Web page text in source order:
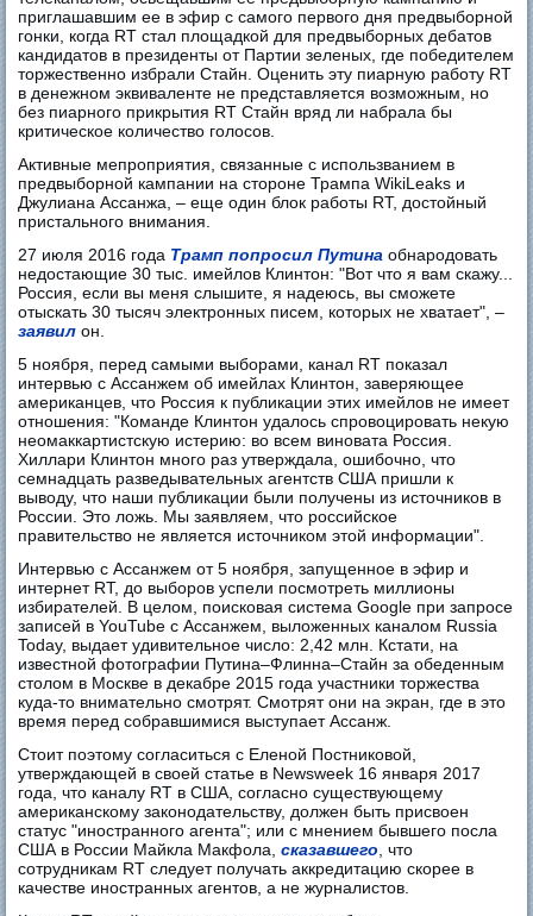
приглашавшим ее в эфир с самого первого дня предвыборной
гонки, когда RT стал площадкой для предвыборных дебатов
кандидатов в президенты от Партии зеленых, где победителем
торжественно избрали Стайн. Оценить эту пиарную работу RT
в денежном эквиваленте не представляется возможным, но
без пиарного прикрытия RT Стайн вряд ли набрала бы
критическое количество голосов.
Активные мепроприятия, связанные с использванием в
предвыборной кампании на стороне Трампа WikiLeaks и
Джулиана Ассанжа, – еще один блок работы RT, достойный
пристального внимания.
27 июля 2016 года Трамп попросил Путина обнародовать
недостающие 30 тыс. имейлов Клинтон: "Вот что я вам скажу...
Россия, если вы меня слышите, я надеюсь, вы сможете
отыскать 30 тысяч электронных писем, которых не хватает", –
заявил он.
5 ноября, перед самыми выборами, канал RT показал
интервью с Ассанжем об имейлах Клинтон, заверяющее
американцев, что Россия к публикации этих имейлов не имеет
отношения: "Команде Клинтон удалось спровоцировать некую
неомаккартистскую истерию: во всем виновата Россия.
Хиллари Клинтон много раз утверждала, ошибочно, что
семнадцать разведывательных агентств США пришли к
выводу, что наши публикации были получены из источников в
России. Это ложь. Мы заявляем, что российское
правительство не является источником этой информации".
Интервью с Ассанжем от 5 ноября, запущенное в эфир и
интернет RT, до выборов успели посмотреть миллионы
избирателей. В целом, поисковая система Google при запросе
записей в YouTube с Ассанжем, выложенных каналом Russia
Today, выдает удивительное число: 2,42 млн. Кстати, на
известной фотографии Путина–Флинна–Стайн за обеденным
столом в Москве в декабре 2015 года участники торжества
куда-то внимательно смотрят. Смотрят они на экран, где в это
время перед собравшимися выступает Ассанж.
Стоит поэтому согласиться с Еленой Постниковой,
утверждающей в своей статье в Newsweek 16 января 2017
года, что каналу RT в США, согласно существующему
американскому законодательству, должен быть присвоен
статус "иностранного агента"; или с мнением бывшего посла
США в России Майкла Макфола,сказавшего , что
сотрудникам RT следует получать аккредитацию скорее в
качестве иностранных агентов, а не журналистов.